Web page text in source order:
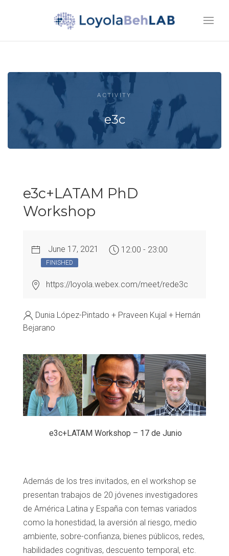
ACTIVITY
e3c
e3c+LATAM PhD
Workshop
June 17, 2021 12:00 - 23:00
FINISHED
https://loyola.webex.com/meet/rede3c
Dunia López-Pintado + Praveen Kujal + Hernán
Bejarano
e3c+LATAM Workshop – 17 de Junio
Además de los tres invitados, en el workshop se
presentan trabajos de 20 jóvenes investigadores
de América Latina y España con temas variados
como la honestidad, la aversión al riesgo, medio
ambiente, sobre-confianza, bienes públicos, redes,
habilidades cognitivas, descuento temporal, etc.